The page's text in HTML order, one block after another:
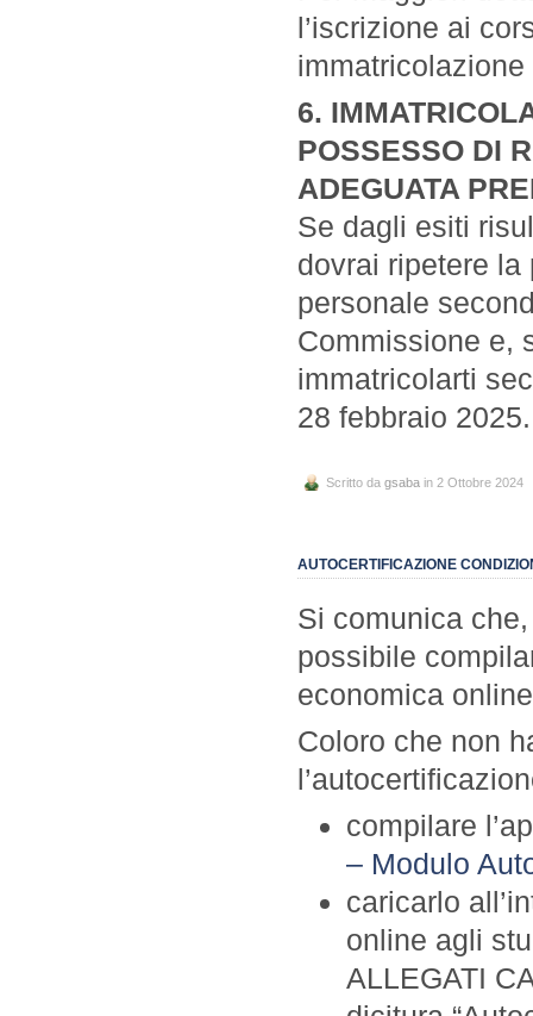
l’iscrizione ai
6.
POSSESSO DI
ADEGUATA
Se dagli esiti
dovrai ripetere
personale
Commissione e,
immatricolarti
28 febbraio 2025.
Scritto da gsaba in 2 Ottobre 2024
AUTOCERTIFICAZIONE
Si comunica
possibile
economica
Coloro che non
compilare
– Modulo
caricarlo
online agli
ALLEGATI